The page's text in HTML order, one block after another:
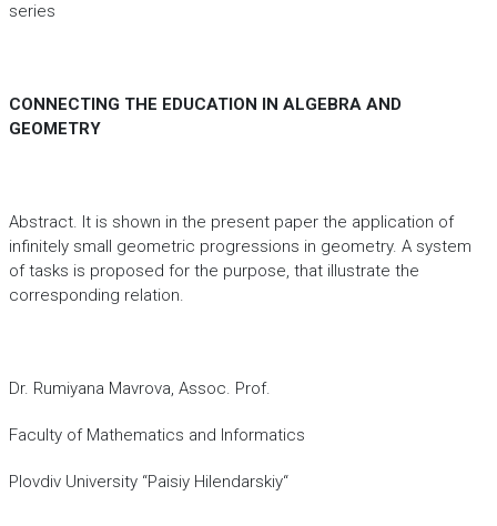
series
CONNECTING THE EDUCATION IN ALGEBRA AND
GEOMETRY
Abstract. It is shown in the present paper the application of
infinitely small geometric progressions in geometry. A system
of tasks is proposed for the purpose, that illustrate the
corresponding relation.
Dr. Rumiyana Mavrova, Assoc. Prof.
Faculty of Mathematics and Informatics
Plovdiv University “Paisiy Hilendarskiy“